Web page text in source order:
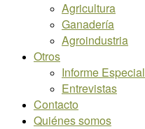
Agricultura
Ganadería
Agroindustria
Otros
Informe Especial
Entrevistas
Contacto
Quiénes somos